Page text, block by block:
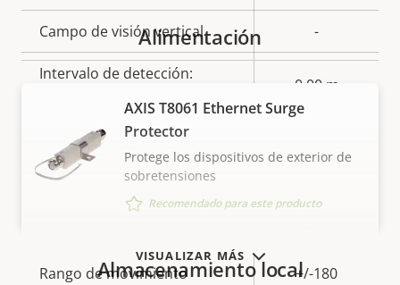
Campo de visión vertical -
Intervalo de detección:
0.00 m
Intervalo de detección:
Vehículo (1,5 px)
0.00 m
Descripción
Valor de
Rango de movimiento
+/-180
VISUALIZAR MÁS
Alimentación
AXIS T8061 Ethernet Surge
Protector
Protege los dispositivos de exterior de
sobretensiones
Recomendado para este producto
Almacenamiento local